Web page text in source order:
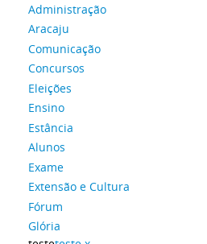
Administração
Aracaju
Comunicação
Concursos
Eleições
Ensino
Estância
Alunos
Exame
Extensão e Cultura
Fórum
Glória